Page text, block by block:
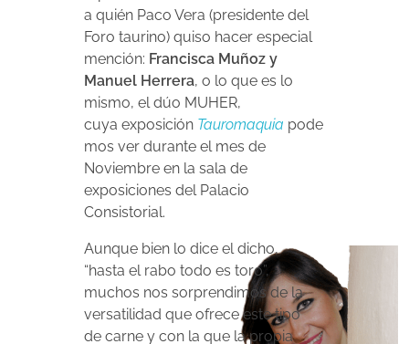
a quién Paco Vera (presidente del
Foro taurino) quiso hacer especial
mención: Francisca Muñoz y
Manuel Herrera, o lo que es lo
mismo, el dúo MUHER,
cuya exposición Tauromaquia pode
mos ver durante el mes de
Noviembre en la sala de
exposiciones del Palacio
Consistorial.
Aunque bien lo dice el dicho,
“hasta el rabo todo es toro”,
muchos nos sorprendimos de la
versatilidad que ofrece este tipo
de carne y con la que la propia